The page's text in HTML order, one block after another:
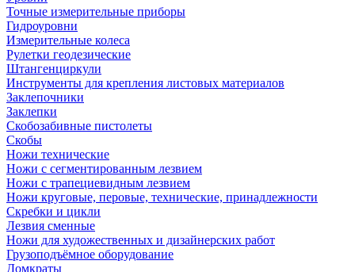
Точные измерительные приборы
Гидроуровни
Измерительные колеса
Рулетки геодезические
Штангенциркули
Инструменты для крепления листовых материалов
Заклепочники
Заклепки
Скобозабивные пистолеты
Скобы
Ножи технические
Ножи с сегментированным лезвием
Ножи с трапециевидным лезвием
Ножи круговые, перовые, технические, принадлежности
Скребки и цикли
Лезвия сменные
Ножи для художественных и дизайнерских работ
Грузоподъёмное оборудование
Домкраты